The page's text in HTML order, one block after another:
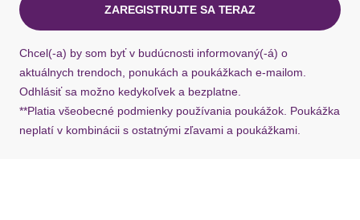
ZAREGISTRUJTE SA TERAZ
Chcel(-a) by som byť v budúcnosti informovaný(-á) o
aktuálnych trendoch, ponukách a poukážkach e-mailom.
Odhlásiť sa možno kedykoľvek a bezplatne.
**Platia všeobecné podmienky používania poukážok. Poukážka
neplatí v kombinácii s ostatnými zľavami a poukážkami.